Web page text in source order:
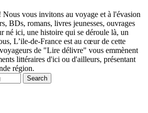
vous invitons au voyage et à l'évasion
BDs, romans, livres jeunesses, ouvrages
né ici, une histoire qui se déroule là, un
L’ile-de-France est au cœur de cette
de "Lire délivre" vous emmènent
littéraires d'ici ou d'ailleurs, présentant
région.